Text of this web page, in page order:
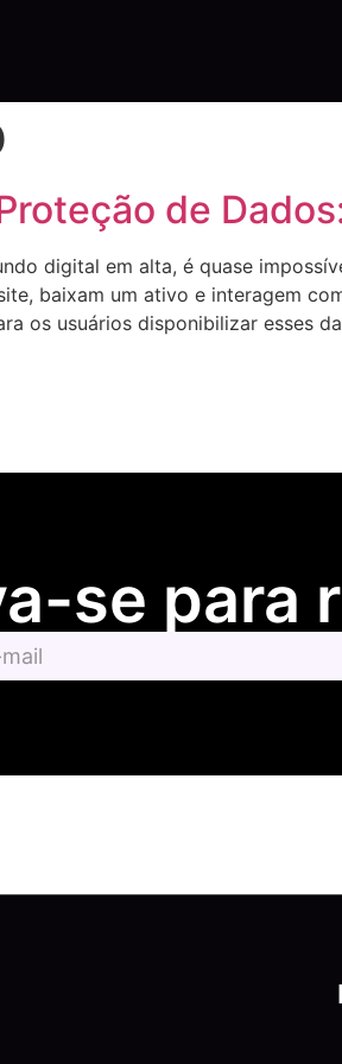
de
digital em alta, é quase
baixam um ativo e interagem
os usuários disponibilizar esses
se para